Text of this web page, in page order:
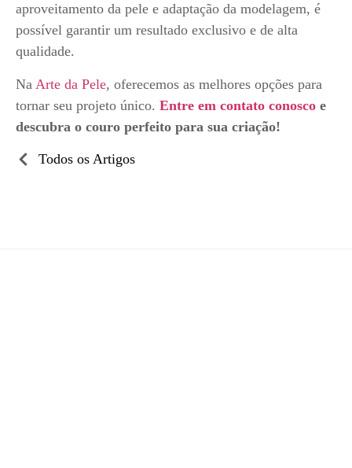
aproveitamento da pele e adaptação da modelagem, é
possível garantir um resultado exclusivo e de alta
qualidade.
Na Arte da Pele, oferecemos as melhores opções para
tornar seu projeto único. Entre em contato conosco e
descubra o couro perfeito para sua criação!
Todos os Artigos